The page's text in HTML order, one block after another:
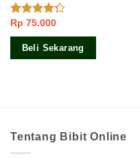
Dinilai
4.00dari
Rp 75.000
Beli Sekarang
Tentang Bibit Online